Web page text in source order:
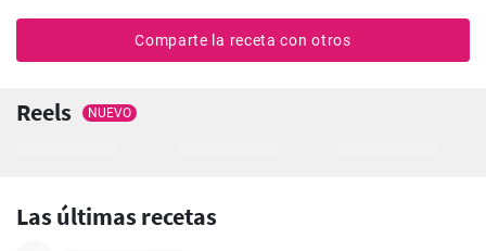
Comparte la receta con otros
Reels NUEVO
Las últimas recetas